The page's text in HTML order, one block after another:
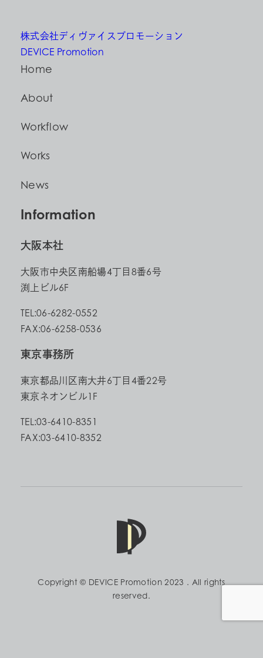
株式会社ディヴァイスプロモーション
DEVICE Promotion
Home
About
Workflow
Works
News
Information
大阪本社
大阪市中央区南船場4丁目8番6号
渕上ビル6F
TEL:06-6282-0552
FAX:06-6258-0536
東京事務所
東京都品川区南大井6丁目4番22号
東京ネオンビル1F
TEL:03-6410-8351
FAX:03-6410-8352
Copyright © DEVICE Promotion 2023 . All rights
reserved.